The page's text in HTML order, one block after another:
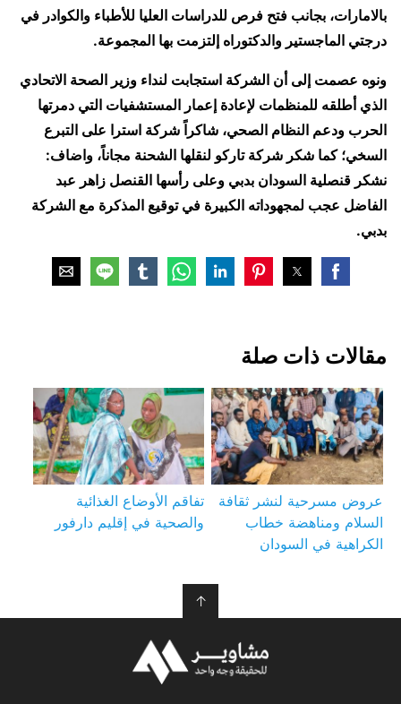
بالامارات، بجانب فتح فرص للدراسات العليا للأطباء والكوادر في
درجتي الماجستير والدكتوراه إلتزمت بها المجموعة.
ونوه عصمت إلى أن الشركة استجابت لنداء وزير الصحة الاتحادي
الذي أطلقه للمنظمات لإعادة إعمار المستشفيات التي دمرتها
الحرب ودعم النظام الصحي، شاكراً شركة استرا على التبرع
السخي؛ كما شكر شركة تاركو لنقلها الشحنة مجاناً، واضاف:
نشكر قنصلية السودان بدبي وعلى رأسها القنصل زاهر عبد
الفاضل عجب لمجهوداته الكبيرة في توقيع المذكرة مع الشركة
بدبي.
مقالات ذات صلة
عروض مسرحية لنشر ثقافة
السلام ومناهضة خطاب
الكراهية في السودان
تفاقم الأوضاع الغذائية
والصحية في إقليم دارفور
↑